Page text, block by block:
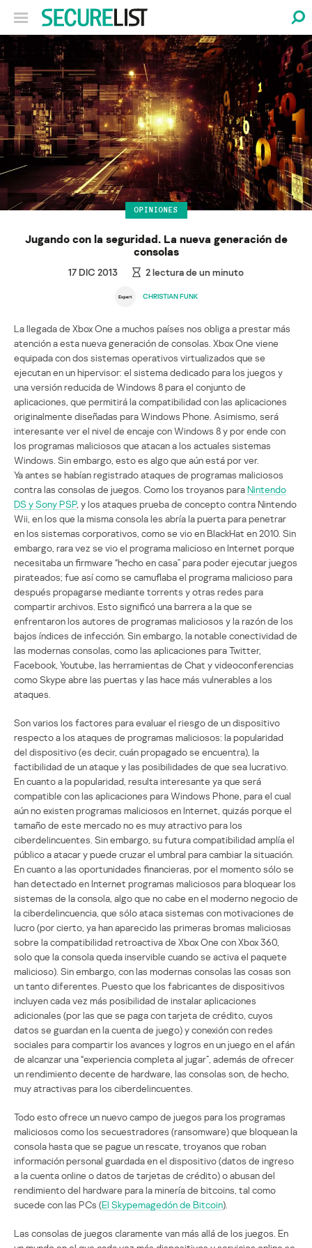
OPINIONES
Jugando con la seguridad. La nueva generación de
consolas
17 DIC 2013 2lectura de un minuto
CHRISTIAN FUNK
La llegada de Xbox One a muchos países nos obliga a prestar más
atención a esta nueva generación de consolas. Xbox One viene
equipada con dos sistemas operativos virtualizados que se
ejecutan en un hipervisor: el sistema dedicado para los juegos y
una versión reducida de Windows 8 para el conjunto de
aplicaciones, que permitirá la compatibilidad con las aplicaciones
originalmente diseñadas para Windows Phone. Asimismo, será
interesante ver el nivel de encaje con Windows 8 y por ende con
los programas maliciosos que atacan a los actuales sistemas
Windows. Sin embargo, esto es algo que aún está por ver.
Ya antes se habían registrado ataques de programas maliciosos
contra las consolas de juegos. Como los troyanos paraNintendo
DS y Sony PSP, y los ataques prueba de concepto contra Nintendo
Wii, en los que la misma consola les abría la puerta para penetrar
en los sistemas corporativos, como se vio en BlackHat en 2010. Sin
embargo, rara vez se vio el programa malicioso en Internet porque
necesitaba un firmware “hecho en casa” para poder ejecutar juegos
pirateados; fue así como se camuflaba el programa malicioso para
después propagarse mediante torrents y otras redes para
compartir archivos. Esto significó una barrera a la que se
enfrentaron los autores de programas maliciosos y la razón de los
bajos índices de infección. Sin embargo, la notable conectividad de
las modernas consolas, como las aplicaciones para Twitter,
Facebook, Youtube, las herramientas de Chat y videoconferencias
como Skype abre las puertas y las hace más vulnerables a los
ataques.
Son varios los factores para evaluar el riesgo de un dispositivo
respecto a los ataques de programas maliciosos: la popularidad
del dispositivo (es decir, cuán propagado se encuentra), la
factibilidad de un ataque y las posibilidades de que sea lucrativo.
En cuanto a la popularidad, resulta interesante ya que será
compatible con las aplicaciones para Windows Phone, para el cual
aún no existen programas maliciosos en Internet, quizás porque el
tamaño de este mercado no es muy atractivo para los
ciberdelincuentes. Sin embargo, su futura compatibilidad amplía el
público a atacar y puede cruzar el umbral para cambiar la situación.
En cuanto a las oportunidades financieras, por el momento sólo se
han detectado en Internet programas maliciosos para bloquear los
sistemas de la consola, algo que no cabe en el moderno negocio de
la ciberdelincuencia, que sólo ataca sistemas con motivaciones de
lucro (por cierto, ya han aparecido las primeras bromas maliciosas
sobre la compatibilidad retroactiva de Xbox One con Xbox 360,
solo que la consola queda inservible cuando se activa el paquete
malicioso). Sin embargo, con las modernas consolas las cosas son
un tanto diferentes. Puesto que los fabricantes de dispositivos
incluyen cada vez más posibilidad de instalar aplicaciones
adicionales (por las que se paga con tarjeta de crédito, cuyos
datos se guardan en la cuenta de juego) y conexión con redes
sociales para compartir los avances y logros en un juego en el afán
de alcanzar una “experiencia completa al jugar”, además de ofrecer
un rendimiento decente de hardware, las consolas son, de hecho,
muy atractivas para los ciberdelincuentes.
Todo esto ofrece un nuevo campo de juegos para los programas
maliciosos como los secuestradores (ransomware) que bloquean la
consola hasta que se pague un rescate, troyanos que roban
información personal guardada en el dispositivo (datos de ingreso
a la cuenta online o datos de tarjetas de crédito) o abusan del
rendimiento del hardware para la minería de bitcoins, tal como
sucede con las PCs (El Skypemagedón de Bitcoin).
Las consolas de juegos claramente van más allá de los juegos. En